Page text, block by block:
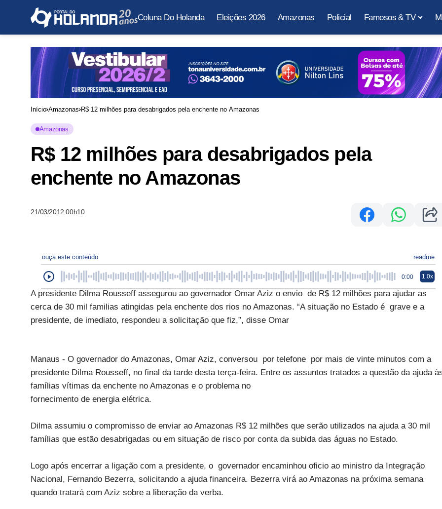
Coluna Do Holanda Eleições 2026 Amazonas Policial Famosos & TV
Início Amazonas R$ 12 milhões para desabrigados pela enchente no Amazonas
Amazonas
R$ 12 milhões para desabrigados pela
enchente no Amazonas
21/03/2012 00h10
ouça este conteúdo readme
0:00 1.0x
A presidente Dilma Rousseff assegurou ao governador Omar Aziz o envio de R$ 12 milhões para ajudar as
cerca de 30 mil familias atingidas pela enchente dos rios no Amazonas. “A situação no Estado é grave e a
presidente, de imediato, respondeu a solicitação que fiz,”, disse Omar
Manaus - O governador do Amazonas, Omar Aziz, conversou por telefone por mais de vinte minutos com a
presidente Dilma Rousseff, no final da tarde desta terça-feira. Entre os assuntos tratados a questão da ajuda
famílias vítimas da enchente no Amazonas e o problema no
fornecimento de energia elétrica.
Dilma assumiu o compromisso de enviar ao Amazonas R$ 12 milhões que serão utilizados na ajuda a 30 mil
famílias que estão desabrigadas ou em situação de risco por conta da subida das águas no Estado.
Logo após encerrar a ligação com a presidente, o governador encaminhou oficio ao ministro da Integração
Nacional, Fernando Bezerra, solicitando a ajuda financeira. Bezerra virá ao Amazonas na próxima semana
quando tratará com Aziz sobre a liberação da verba.